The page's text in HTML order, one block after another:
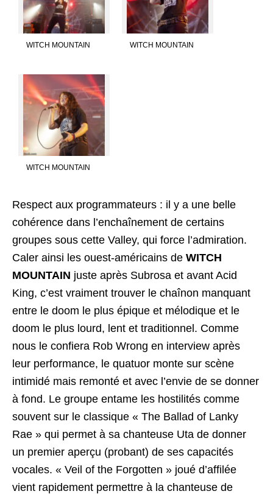
WITCH MOUNTAIN WITCH MOUNTAIN
WITCH MOUNTAIN
Respect aux programmateurs : il y a une belle
cohérence dans l’enchaînement de certains
groupes sous cette Valley, qui force l’admiration.
Caler ainsi les ouest-américains de WITCH
MOUNTAIN juste après Subrosa et avant Acid
King, c’est vraiment trouver le chaînon manquant
entre le doom le plus épique et mélodique et le
doom le plus lourd, lent et traditionnel. Comme
nous le confiera Rob Wrong en interview après
leur performance, le quatuor monte sur scène
intimidé mais remonté et avec l’envie de se donner
à fond. Le groupe entame les hostilités comme
souvent sur le classique « The Ballad of Lanky
Rae » qui permet à sa chanteuse Uta de donner
un premier aperçu (probant) de ses capacités
vocales. « Veil of the Forgotten » joué d’affilée
vient rapidement permettre à la chanteuse de